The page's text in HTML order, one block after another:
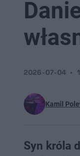
Kamil
2026-07-04
Syn króla